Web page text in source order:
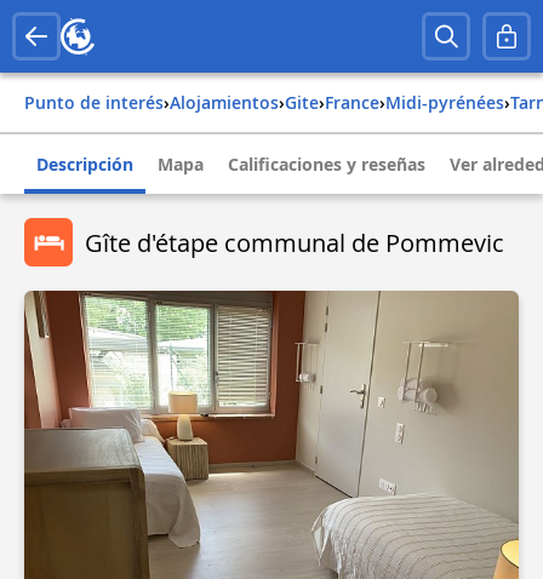
Punto de interés› Alojamientos› Gite› france› midi-pyrénées›
Descripción Mapa Calificaciones y reseñas Ver
Gîte d'étape communal de Pommevic